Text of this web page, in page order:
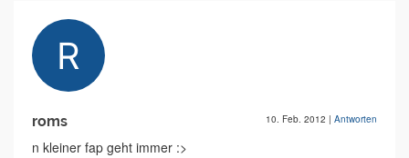
roms 10. Feb. 2012 | Antworten
n kleiner fap geht immer :>